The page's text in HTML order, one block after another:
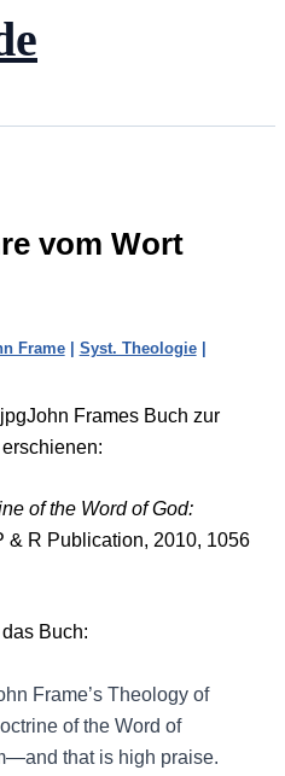
vom Wort
Frame| Syst. Theologie|
John Frames Buch zur
of the Word of God:
& R Publication, 2010, 1056
Buch:
Frame’s Theology of
of the Word of
that is high praise.